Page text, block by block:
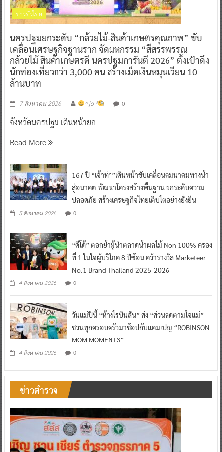
ข่าวทั่วไทย
นครปฐมยกระดับ “กล้วยไม้-สินค้าเกษตรคุณภาพ” ขับ
เคลื่อนเศรษฐกิจฐานราก จัดมหกรรม “สีสรรพรรณ
กล้วยไม้ สินค้าเกษตรดี นครปฐมการันตี 2026” ตั้งเป้าดึง
นักท่องเที่ยวกว่า 3,000 คน สร้างเม็ดเงินหมุนเวียน 10
ล้านบาท
7 สิงหาคม 2026 ^ jo ^ 0
จังหวัดนครปฐม เดินหน้ายก
Read More
167 ปี “เจ้าท่า”เดินหน้าขับเคลื่อนคมนาคมทางน้ำ
สู่อนาคต พัฒนาโครงสร้างพื้นฐาน ยกระดับความ
ปลอดภัย สร้างเศรษฐกิจไทยเติบโตอย่างยั่งยืน
5 สิงหาคม 2026 0
“ดีโด้” ตอกย้ำผู้นำตลาดน้ำผลไม้ Non 100% ครอง
ที่ 1 ในใจผู้บริโภค 8 ปีซ้อน คว้ารางวัล Marketeer
No.1 Brand Thailand 2025-2026
4 สิงหาคม 2026 0
วันแม่ปีนี้ “ห้างโรบินสัน” ส่ง “ส่วนลดตามใจแม่”
ชวนทุกครอบครัวมาช้อปกับแคมเปญ “ROBINSON
MOM MOMENTS”
4 สิงหาคม 2026 0
ข่าวตำรวจ